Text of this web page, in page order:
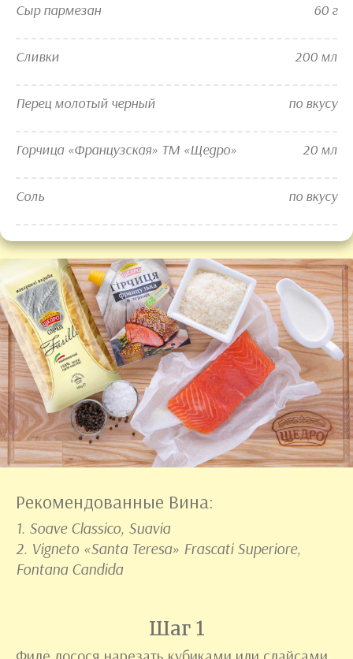
Сыр пармезан 60 г
Сливки 200 мл
Перец молотый черный по вкусу
Горчица «Французская» ТМ «Щедро» 20 мл
Соль по вкусу
Рекомендованные Вина:
1. Soave Classico, Suavia
2. Vigneto «Santa Teresa» Frascati Superiore,
Fontana Candida
Шаг 1